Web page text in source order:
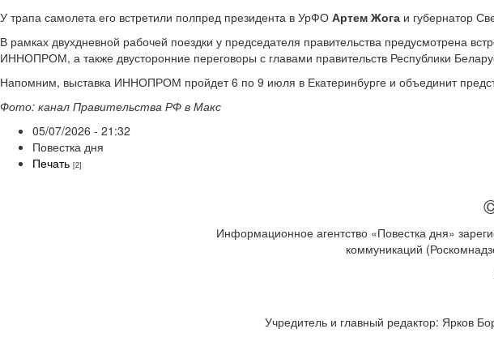
У трапа самолета его встретили полпред президента в УрФО Артем Жога и губернатор
В рамках двухдневной рабочей поездки у председателя правительства предусмотрена
ИННОПРОМ, а также двусторонние переговоры с главами правительств Республики
Напомним, выставка ИННОПРОМ пройдет 6 по 9 июля в Екатеринбурге и объединит
Фото: канал Правительства РФ в Макс
05/07/2026 - 21:32
Повестка дня
Печать [2]
Информационное агентство «Повестка дня»
коммуникаций
Учредитель и главный редактор: Ярков